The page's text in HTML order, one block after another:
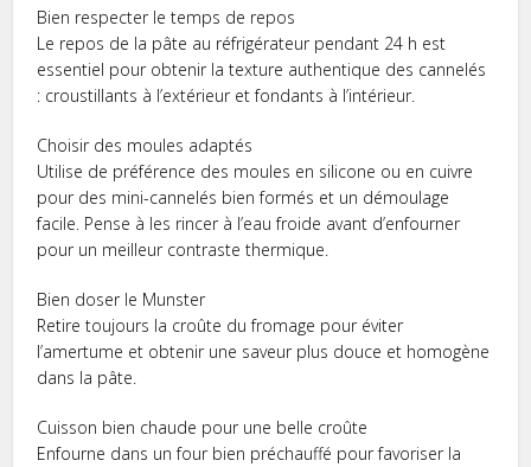
Bien respecter le temps de repos
Le repos de la pâte au réfrigérateur pendant 24 h est
essentiel pour obtenir la texture authentique des cannelés
: croustillants à l’extérieur et fondants à l’intérieur.
Choisir des moules adaptés
Utilise de préférence des moules en silicone ou en cuivre
pour des mini-cannelés bien formés et un démoulage
facile. Pense à les rincer à l’eau froide avant d’enfourner
pour un meilleur contraste thermique.
Bien doser le Munster
Retire toujours la croûte du fromage pour éviter
l’amertume et obtenir une saveur plus douce et homogène
dans la pâte.
Cuisson bien chaude pour une belle croûte
Enfourne dans un four bien préchauffé pour favoriser la